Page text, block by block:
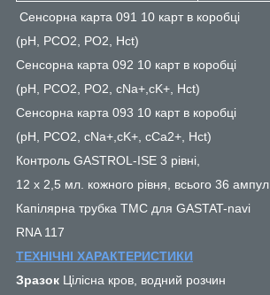
Сенсорна карта 091 10 карт в коробці
(pH, PCO2, PO2, Hct)
Сенсорна карта 092 10 карт в коробці
(pH, PCO2, PO2, cNa+,cK+, Hct)
Сенсорна карта 093 10 карт в коробці
(pH, PCO2, cNa+,cK+, cCa2+, Hct)
Контроль GASTROL-ISE 3 рівні,
12 х 2,5 мл. кожного рівня, всього 36 ампул
Капілярна трубка ТМС для GASTAT-navi
RNA 117
ТЕХНІЧНІ ХАРАКТЕРИСТИКИ
Зразок Цілісна кров, водний розчин